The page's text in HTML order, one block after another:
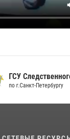
ГСУ
по г.Санкт-Петербургу